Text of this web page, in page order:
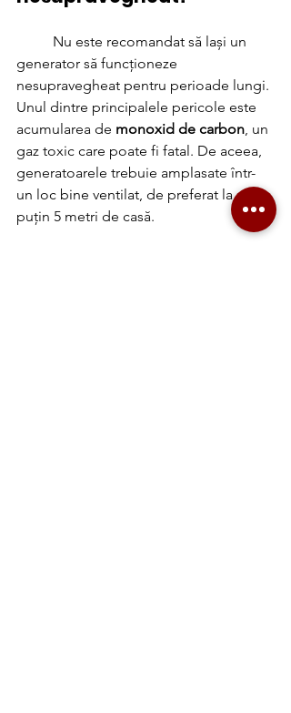
generator să funcționeze
nesupravegheat pentru perioade lungi.
Unul dintre principalele pericole este
acumularea de monoxid de carbon , un
gaz toxic care poate fi fatal. De aceea,
generatoarele trebuie amplasate într-
un loc bine ventilat, de preferat la cel
puțin 5 metri de casă.